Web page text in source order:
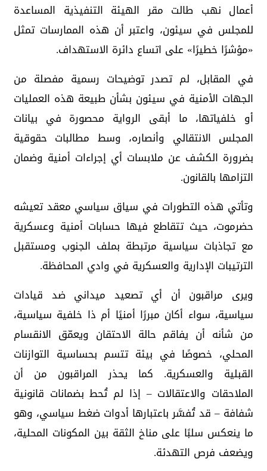
أعمال نهب طالت مقر الهيئة التنفيذية المساعدة
للمجلس في سيئون، واعتبر أن هذه الممارسات تمثل
«مؤشرًا خطيرًا» على اتساع دائرة الاستهداف.
في المقابل، لم تصدر توضيحات رسمية مفصلة من
الجهات الأمنية في سيئون بشأن طبيعة هذه العمليات
أو خلفياتها، ما أبقى الرواية محصورة في بيانات
المجلس الانتقالي وأنصاره، وسط مطالبات حقوقية
بضرورة الكشف عن ملابسات أي إجراءات أمنية وضمان
التزامها بالقانون.
وتأتي هذه التطورات في سياق سياسي معقد تعيشه
حضرموت، حيث تتقاطع فيها حسابات أمنية وعسكرية
مع تجاذبات سياسية مرتبطة بملف الجنوب ومستقبل
الترتيبات الإدارية والعسكرية في وادي المحافظة.
ويرى مراقبون أن أي تصعيد ميداني ضد قيادات
سياسية، سواء أكان مبررًا أمنيًا أم ذا خلفية سياسية،
من شأنه أن يفاقم حالة الاحتقان ويعمّق الانقسام
المحلي، خصوصًا في بيئة تتسم بحساسية التوازنات
القبلية والعسكرية. كما يحذر المراقبون من أن
الملاحقات والاعتقالات – إذا لم تُحط بضمانات قانونية
شفافة – قد تُفسَّر باعتبارها أدوات ضغط سياسي، وهو
ما ينعكس سلبًا على مناخ الثقة بين المكونات المحلية،
ويضعف فرص التهدئة.